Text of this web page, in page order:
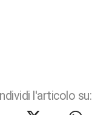
l'articolo su: